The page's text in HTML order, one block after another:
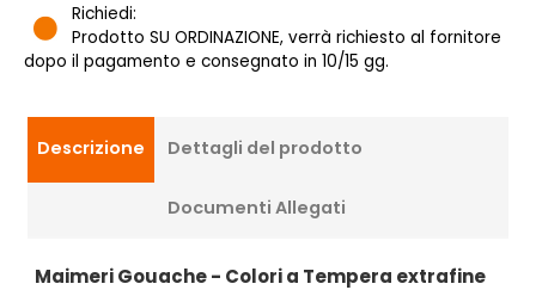
Richiedi:
Prodotto SU ORDINAZIONE, verrà richiesto al fornitore
dopo il pagamento e consegnato in 10/15 gg.
Descrizione Dettagli del prodotto
Documenti Allegati
Maimeri Gouache - Colori a Tempera extrafine